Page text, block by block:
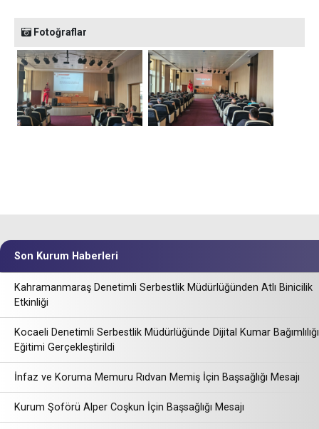
Fotoğraflar
Son Kurum Haberleri
Kahramanmaraş Denetimli Serbestlik Müdürlüğünden Atlı Binicilik
Etkinliği
Kocaeli Denetimli Serbestlik Müdürlüğünde Dijital Kumar Bağımlılığı
Eğitimi Gerçekleştirildi
İnfaz ve Koruma Memuru Rıdvan Memiş İçin Başsağlığı Mesajı
Kurum Şoförü Alper Coşkun İçin Başsağlığı Mesajı